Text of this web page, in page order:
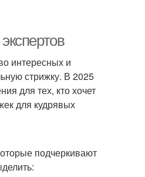
интересных и
стрижку. В 2025
для тех, кто хочет
для кудрявых
подчеркивают